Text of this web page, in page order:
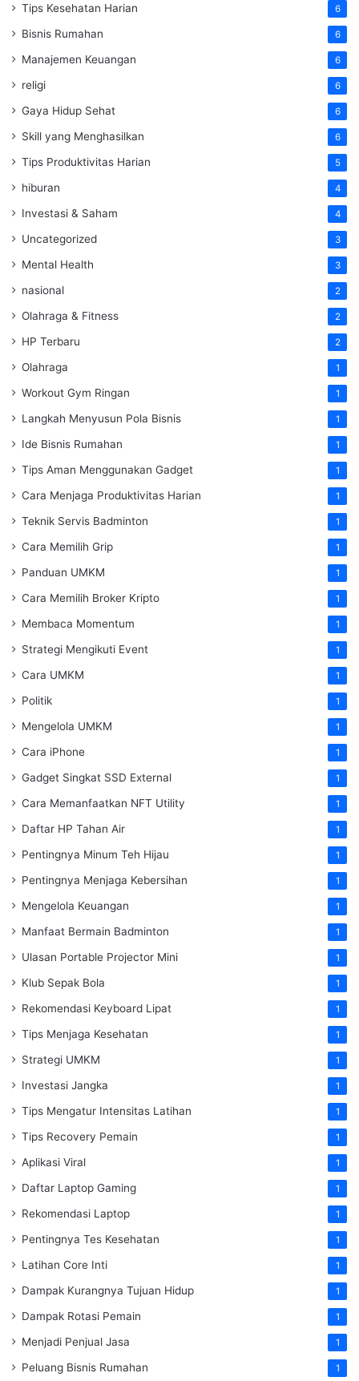
Tips Kesehatan Harian 6
Bisnis Rumahan 6
Manajemen Keuangan 6
religi 6
Gaya Hidup Sehat 6
Skill yang Menghasilkan 6
Tips Produktivitas Harian 5
hiburan 4
Investasi & Saham 4
Uncategorized 3
Mental Health 3
nasional 2
Olahraga & Fitness 2
HP Terbaru 2
Olahraga 1
Workout Gym Ringan 1
Langkah Menyusun Pola Bisnis 1
Ide Bisnis Rumahan 1
Tips Aman Menggunakan Gadget 1
Cara Menjaga Produktivitas Harian 1
Teknik Servis Badminton 1
Cara Memilih Grip 1
Panduan UMKM 1
Cara Memilih Broker Kripto 1
Membaca Momentum 1
Strategi Mengikuti Event 1
Cara UMKM 1
Politik 1
Mengelola UMKM 1
Cara iPhone 1
Gadget Singkat SSD External 1
Cara Memanfaatkan NFT Utility 1
Daftar HP Tahan Air 1
Pentingnya Minum Teh Hijau 1
Pentingnya Menjaga Kebersihan 1
Mengelola Keuangan 1
Manfaat Bermain Badminton 1
Ulasan Portable Projector Mini 1
Klub Sepak Bola 1
Rekomendasi Keyboard Lipat 1
Tips Menjaga Kesehatan 1
Strategi UMKM 1
Investasi Jangka 1
Tips Mengatur Intensitas Latihan 1
Tips Recovery Pemain 1
Aplikasi Viral 1
Daftar Laptop Gaming 1
Rekomendasi Laptop 1
Pentingnya Tes Kesehatan 1
Latihan Core Inti 1
Dampak Kurangnya Tujuan Hidup 1
Dampak Rotasi Pemain 1
Menjadi Penjual Jasa 1
Peluang Bisnis Rumahan 1